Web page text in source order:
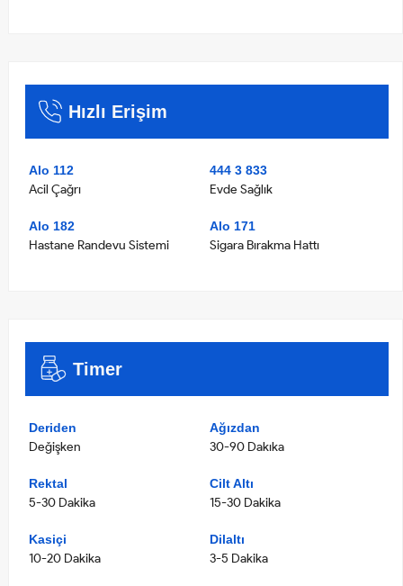
Hızlı Erişim
Alo 112
Acil Çağrı
444 3 833
Evde Sağlık
Alo 182
Hastane Randevu Sistemi
Alo 171
Sigara Bırakma Hattı
Timer
Deriden
Değişken
Ağızdan
30-90 Dakıka
Rektal
5-30 Dakika
Cilt Altı
15-30 Dakika
Kasiçi
10-20 Dakika
Dilaltı
3-5 Dakika